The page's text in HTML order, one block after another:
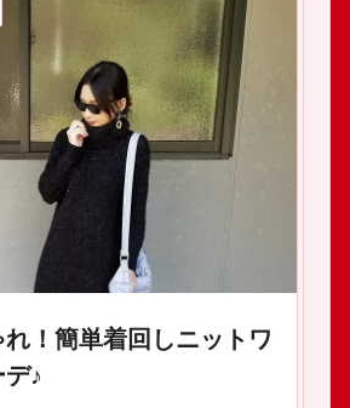
！簡単着回しニットワ
♪